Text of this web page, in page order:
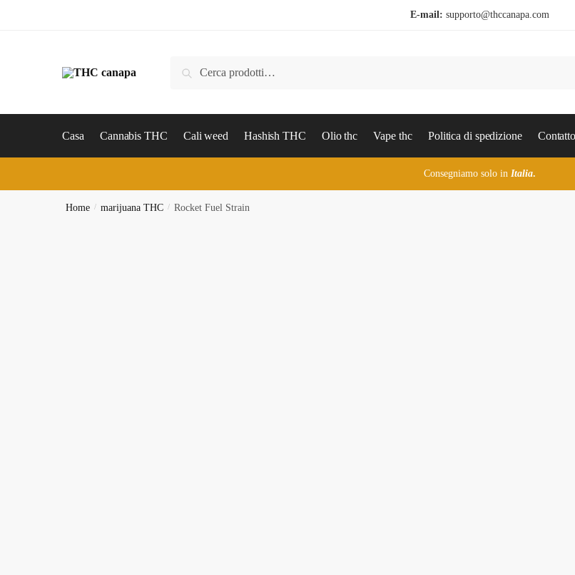
E-mail: supporto@thccanapa.com
Cerca
Casa Cannabis THC Cali weed Hashish THC Olio thc Vape thc Politica di spedizione Contatto
Consegniamo solo inItalia.
Home / marijuana THC / Rocket Fuel Strain